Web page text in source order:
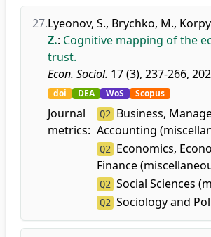
27.Lyeonov, S., Brychko, M.,
Z.: Cognitive mapping of the
trust.
Econ. Sociol. 17 (3), 237-266,
doi DEA WoS Scopus
Journal
metrics:
Q2 Business,
Accounting
Q2 Economics,
Finance
Q2 Social Sciences
Q2 Sociology and